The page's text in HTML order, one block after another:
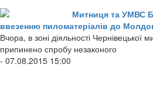
Митниця та УМВС
ввезенню пиломатеріалів до
Вчора, в зоні діяльності Чернівецької
припинено спробу незаконого
- 07.08.2015 15:00